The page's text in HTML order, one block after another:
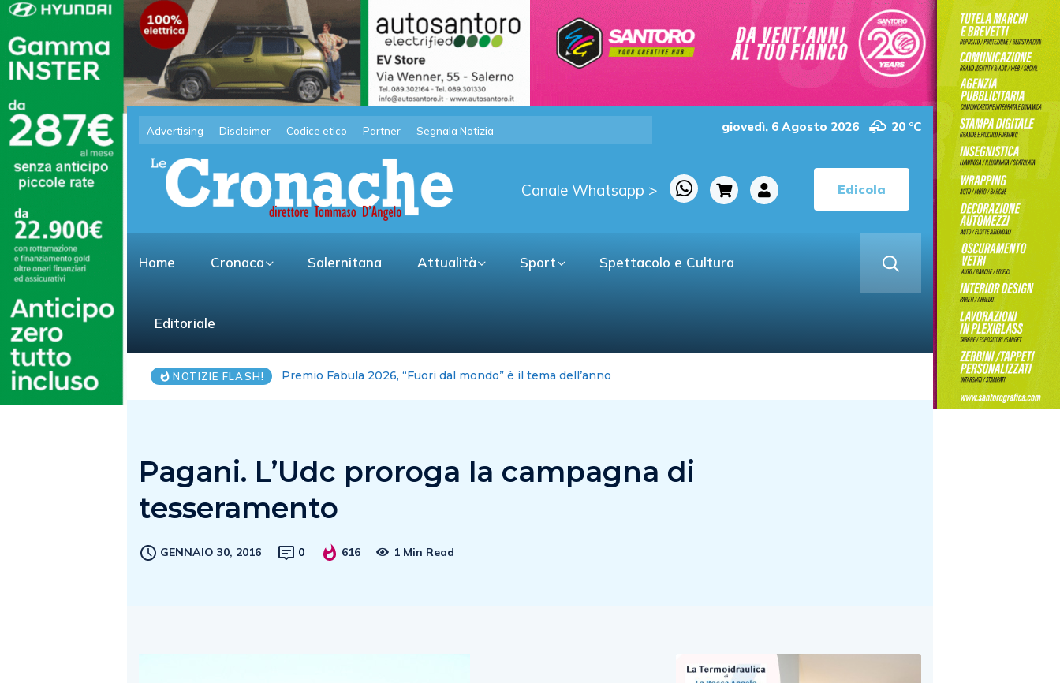
Advertising Disclaimer Codice etico Partner Segnala Notizia giovedì, 6 Agosto 2026 20 °C
Canale Whatsapp > Edicola
Home Cronaca Salernitana Attualità Sport Spettacolo e Cultura
Editoriale
NOTIZIE FLASH! Portici-Ercolano: Piero De Luca (Pd), da Bignami menzogna clamorosa,
Pagani. L’Udc proroga la campagna di
tesseramento
GENNAIO 30, 2016 0 616 1 Min Read